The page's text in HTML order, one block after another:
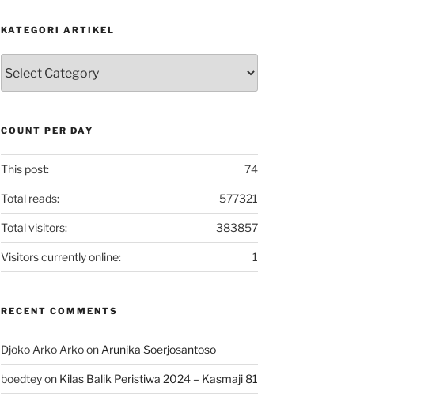
KATEGORI ARTIKEL
Artikel
COUNT PER DAY
74
This post:
577321
Total reads:
383857
Total visitors:
1
Visitors currently online:
RECENT COMMENTS
Djoko Arko Arkoon Arunika Soerjosantoso
boedteyon Kilas Balik Peristiwa 2024 – Kasmaji 81